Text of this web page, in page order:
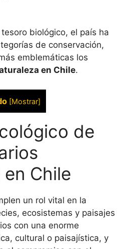
biológico, el país ha
de conservación,
emblemáticas los
en Chile.
[Mostrar]
de
Chile
un rol vital en la
ecosistemas y paisajes
con una enorme
cultural o paisajística, y